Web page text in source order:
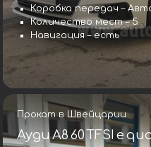
Коробка передач –
Количество мест – 5
Навигация – есть
Прокат в Швейцарии
Ауди A8 60 TFSI e